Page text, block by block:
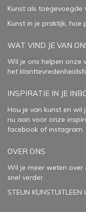
Kunst als
Kunst in je praktijk, hoe
WAT VIND JE VAN
Wil je ons helpen onze
het
INSPIRATIE IN JE
Hou je van kunst en
nu aan voor onze
facebook of instagram.
OVER ONS
Wil je meer weten over
snel verder.
STEUN KUNSTUITLEEN